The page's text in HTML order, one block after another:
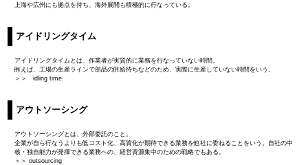
上海や広州にも拠点を持ち、海外展開も積極的に行なっている。
アイドリングタイム
アイドリングタイムとは、作業者が実質的に業務を行なっていない時間。
例えば、工場の生産ラインで部品の供給待ちなどのため、実際に生産していない時間をいう。
＞＞ idling time
アウトソーシング
アウトソーシングとは、外部委託のこと。
企業が自ら行なうよりも低コスト化、高質化が期待できる業務を他社に委ねることをいう。自社の中
核・独自能力が発揮できる業務への、経営資源集中のための戦略でもある。
＞＞ outsourcing